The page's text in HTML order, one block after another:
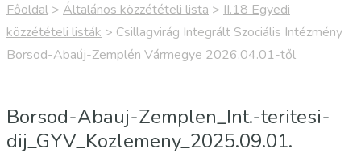
Főoldal > Általános közzétételi lista > II.18 Egyedi
közzétételi listák > Csillagvirág Integrált Szociális Intézmény
Borsod-Abaúj-Zemplén Vármegye 2026.04.01-től
Borsod-Abauj-Zemplen_Int.-teritesi-
dij_GYV_Kozlemeny_2025.09.01.